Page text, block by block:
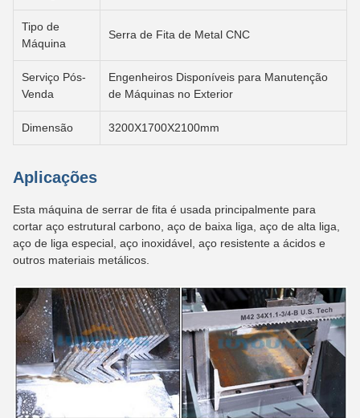
Tipo de
Máquina
Serra de Fita de Metal CNC
Serviço Pós-
Venda
Engenheiros Disponíveis para Manutenção
de Máquinas no Exterior
Dimensão 3200X1700X2100mm
Aplicações
Esta máquina de serrar de fita é usada principalmente para
cortar aço estrutural carbono, aço de baixa liga, aço de alta liga,
aço de liga especial, aço inoxidável, aço resistente a ácidos e
outros materiais metálicos.